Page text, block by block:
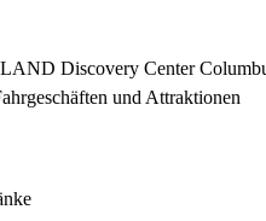
Discovery Center
und Attraktionen